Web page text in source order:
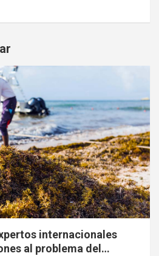
internacionales
al problema del